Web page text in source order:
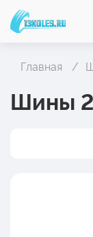
Главная
Шины